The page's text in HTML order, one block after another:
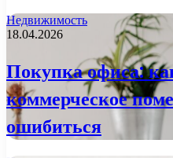
Недвижимость
18.04.2026
Покупка офиса:
коммерческое
ошибиться